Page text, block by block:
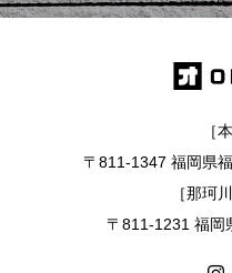
［
〒811-1347 福岡県
［那珂
〒811-1231 福岡